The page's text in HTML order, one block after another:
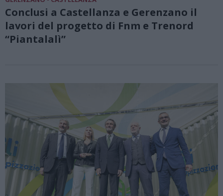
Conclusi a Castellanza e Gerenzano il
lavori del progetto di Fnm e Trenord
“Piantalalì”